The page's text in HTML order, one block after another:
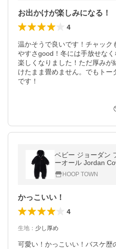
お出かけが楽しみになる！
4
温かそうで良いです！チャック
やすさgood！冬には手放せな
楽しくなりました！ただ厚みが
けたまま畳めません。でもトー
です！
ベビー ジョーダン
ーオール Jordan
ん 黒赤 BT119
HOOP TOWN
かっこいい！
4
生地 ： 少し厚め
可愛い！かっこいい！バスケ歴